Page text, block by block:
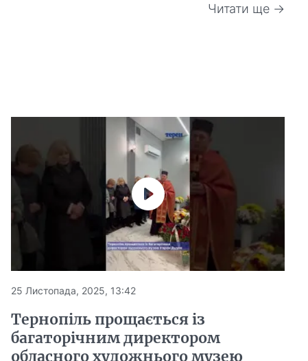
Читати ще →
25 Листопада, 2025, 13:42
Тернопіль прощається із
багаторічним директором
обласного художнього музею